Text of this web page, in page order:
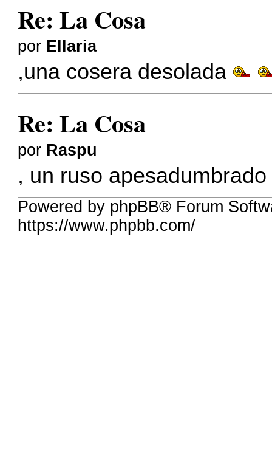
Re: La Cosa
por Ellaria
,una cosera desolada
Re: La Cosa
por Raspu
, un ruso apesadumbrado
Powered by phpBB® Forum
https://www.phpbb.com/